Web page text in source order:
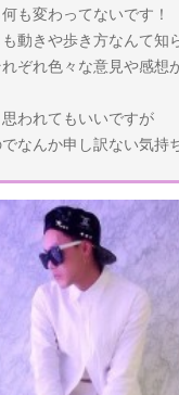
も変わってないです！
動きや歩き方なんて知
ぞれ色々な意見や感想
われてもいいですが
なんか申し訳ない気持